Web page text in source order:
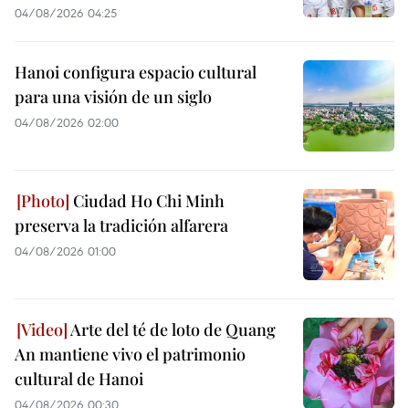
04/08/2026 04:25
Hanoi configura espacio cultural
para una visión de un siglo
04/08/2026 02:00
Ciudad Ho Chi Minh
preserva la tradición alfarera
04/08/2026 01:00
Arte del té de loto de Quang
An mantiene vivo el patrimonio
cultural de Hanoi
04/08/2026 00:30